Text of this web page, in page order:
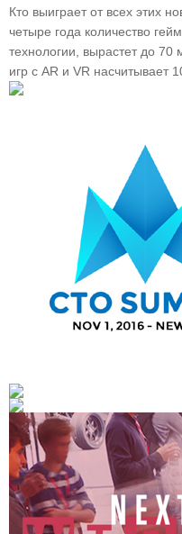
Кто выиграет от всех этих
четыре года количество
технологии, вырастет до 70
игр с AR и VR насчитывает